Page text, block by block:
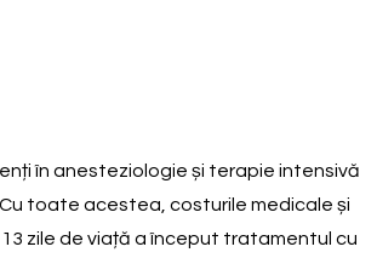
în anesteziologie și terapie intensivă
toate acestea, costurile medicale și
zile de viață a început tratamentul cu